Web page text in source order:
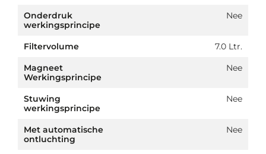
Onderdruk
werkingsprincipe
Nee
Filtervolume
7.0 Ltr.
Magneet
Werkingsprincipe
Nee
Stuwing
werkingsprincipe
Nee
Met automatische
ontluchting
Nee